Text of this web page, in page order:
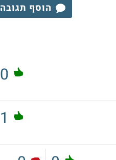
הוסף תגובה
0
1